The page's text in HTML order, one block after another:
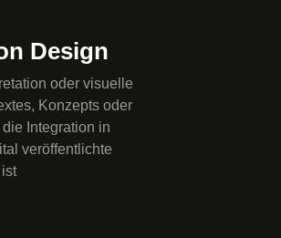
Design
oder visuelle
Konzepts oder
Integration in
veröffentlichte